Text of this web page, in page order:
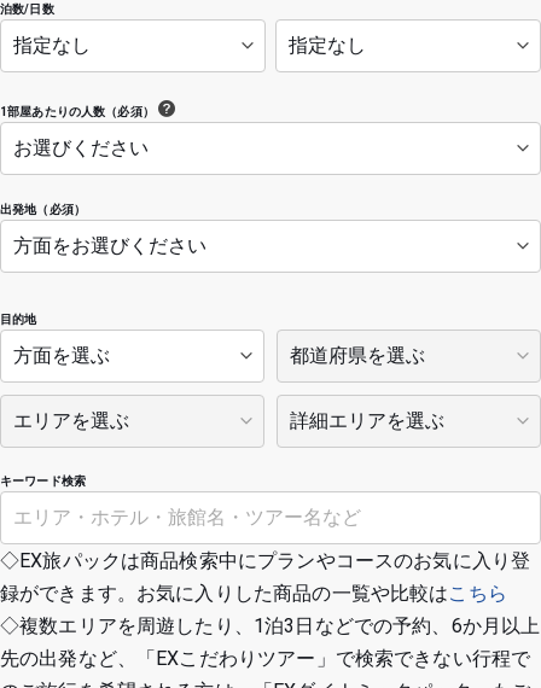
出発地（必須）
泊数/日数
1部屋あたりの人数（必須）
目的地
キーワード検索
◇EX旅パックは商品検索中にプランやコースのお気に入り登
録ができます。お気に入りした商品の一覧や比較はこちら
◇複数エリアを周遊したり、1泊3日などでの予約、6か月以上
先の出発など、「EXこだわりツアー」で検索できない行程で